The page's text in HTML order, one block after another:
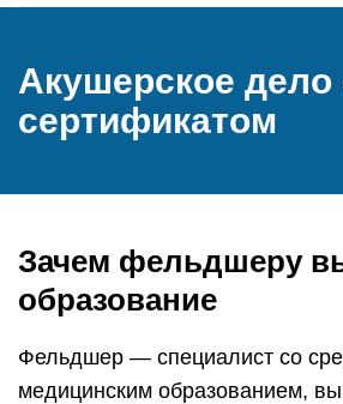
Акушерское дело
сертификатом
Зачем фельдшеру
образование
Фельдшер — специалист со
медицинским образованием,